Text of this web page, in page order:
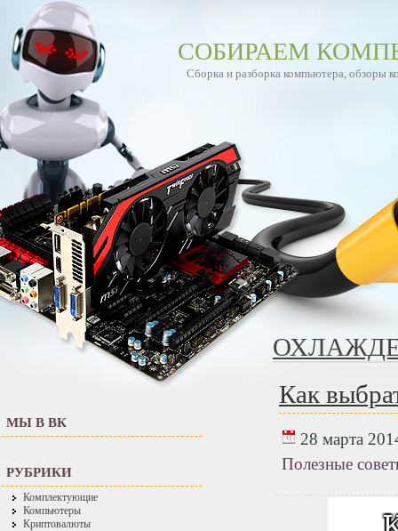
СОБИРАЕМ
Сборка и разборка компьютера, обзоры
МЫ В ВК
РУБРИКИ
Комплектующие
Компьютеры
Криптовалюты
Как
28 марта
Полезные